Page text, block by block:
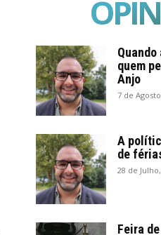
quem
Anjo
7 de
A
de
28 de
Feira